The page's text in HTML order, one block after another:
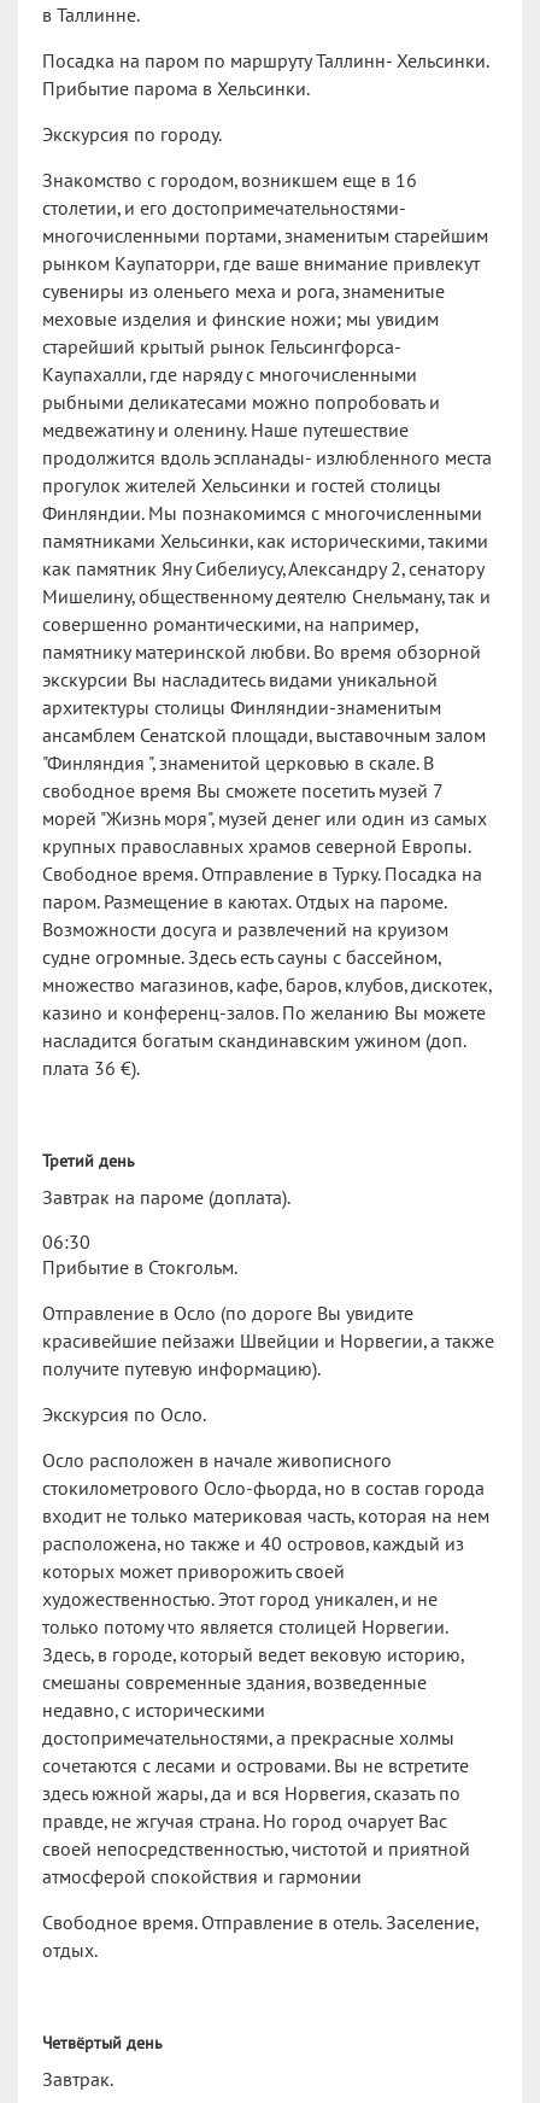
в Таллинне.
Посадка на паром по маршруту Таллинн- Хельсинки.
Прибытие парома в Хельсинки.
Экскурсия по городу.
Знакомство с городом, возникшем еще в 16
столетии, и его достопримечательностями-
многочисленными портами, знаменитым старейшим
рынком Каупаторри, где ваше внимание привлекут
сувениры из оленьего меха и рога, знаменитые
меховые изделия и финские ножи; мы увидим
старейший крытый рынок Гельсингфорса-
Каупахалли, где наряду с многочисленными
рыбными деликатесами можно попробовать и
медвежатину и оленину. Наше путешествие
продолжится вдоль эспланады- излюбленного места
прогулок жителей Хельсинки и гостей столицы
Финляндии. Мы познакомимся с многочисленными
памятниками Хельсинки, как историческими, такими
как памятник Яну Сибелиусу, Александру 2, сенатору
Мишелину, общественному деятелю Снельману, так и
совершенно романтическими, на например,
памятнику материнской любви. Во время обзорной
экскурсии Вы насладитесь видами уникальной
архитектуры столицы Финляндии-знаменитым
ансамблем Сенатской площади, выставочным залом
"Финляндия ", знаменитой церковью в скале. В
свободное время Вы сможете посетить музей 7
морей "Жизнь моря", музей денег или один из самых
крупных православных храмов северной Европы.
Свободное время. Отправление в Турку. Посадка на
паром. Размещение в каютах. Отдых на пароме.
Возможности досуга и развлечений на круизом
судне огромные. Здесь есть сауны с бассейном,
множество магазинов, кафе, баров, клубов, дискотек,
казино и конференц-залов. По желанию Вы можете
насладится богатым скандинавским ужином (доп.
плата 36 €).
Третий день
Завтрак на пароме (доплата).
06:30
Прибытие в Стокгольм.
Отправление в Осло (по дороге Вы увидите
красивейшие пейзажи Швейции и Норвегии, а также
получите путевую информацию).
Экскурсия по Осло.
Осло расположен в начале живописного
стокилометрового Осло-фьорда, но в состав города
входит не только материковая часть, которая на нем
расположена, но также и 40 островов, каждый из
которых может приворожить своей
художественностью. Этот город уникален, и не
только потому что является столицей Норвегии.
Здесь, в городе, который ведет вековую историю,
смешаны современные здания, возведенные
недавно, с историческими
достопримечательностями, а прекрасные холмы
сочетаются с лесами и островами. Вы не встретите
здесь южной жары, да и вся Норвегия, сказать по
правде, не жгучая страна. Но город очарует Вас
своей непосредственностью, чистотой и приятной
атмосферой спокойствия и гармонии
Свободное время. Отправление в отель. Заселение,
отдых.
Четвёртый день
Завтрак.